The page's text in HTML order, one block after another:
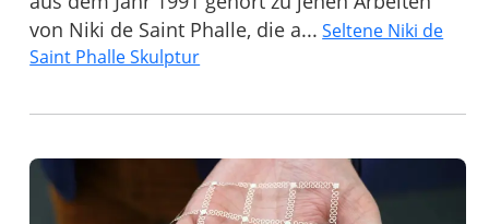
von Niki de Saint Phalle, die a... Seltene Niki de
Saint Phalle Skulptur